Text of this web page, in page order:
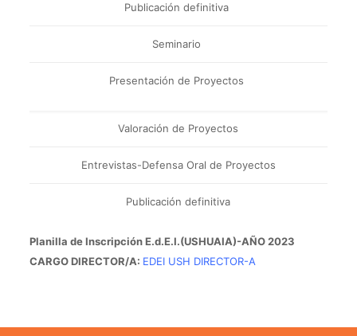
Publicación definitiva
Seminario
Presentación de Proyectos
Valoración de Proyectos
Entrevistas-Defensa Oral de Proyectos
Publicación definitiva
Planilla de Inscripción E.d.E.I.(USHUAIA)-AÑO 2023
CARGO DIRECTOR/A: EDEI USH DIRECTOR-A